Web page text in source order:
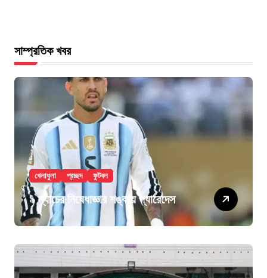
সাম্প্রতিক খবর
খেলাধুলা প্রচ্ছদ ফুটবল
৯ ম্যাচের নিষেধাজ্ঞার শঙ্কায় প্যারেদেস